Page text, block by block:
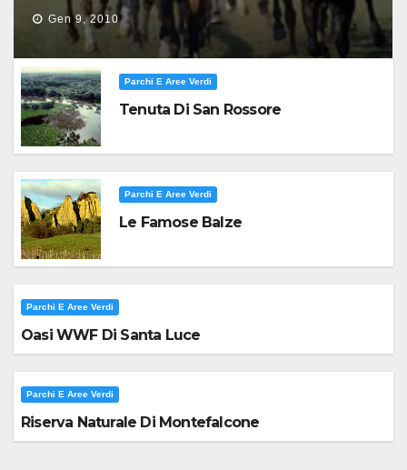
Gen 9, 2010
Parchi E Aree Verdi
Tenuta Di San Rossore
Parchi E Aree Verdi
Le Famose Balze
Parchi E Aree Verdi
Oasi WWF Di Santa Luce
Parchi E Aree Verdi
Riserva Naturale Di Montefalcone